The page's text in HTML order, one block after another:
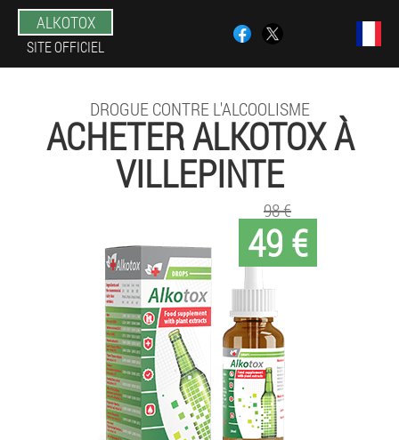
ALKOTOX
SITE OFFICIEL
DROGUE CONTRE L'ALCOOLISME
ACHETER ALKOTOX À
VILLEPINTE
49 €
98 €